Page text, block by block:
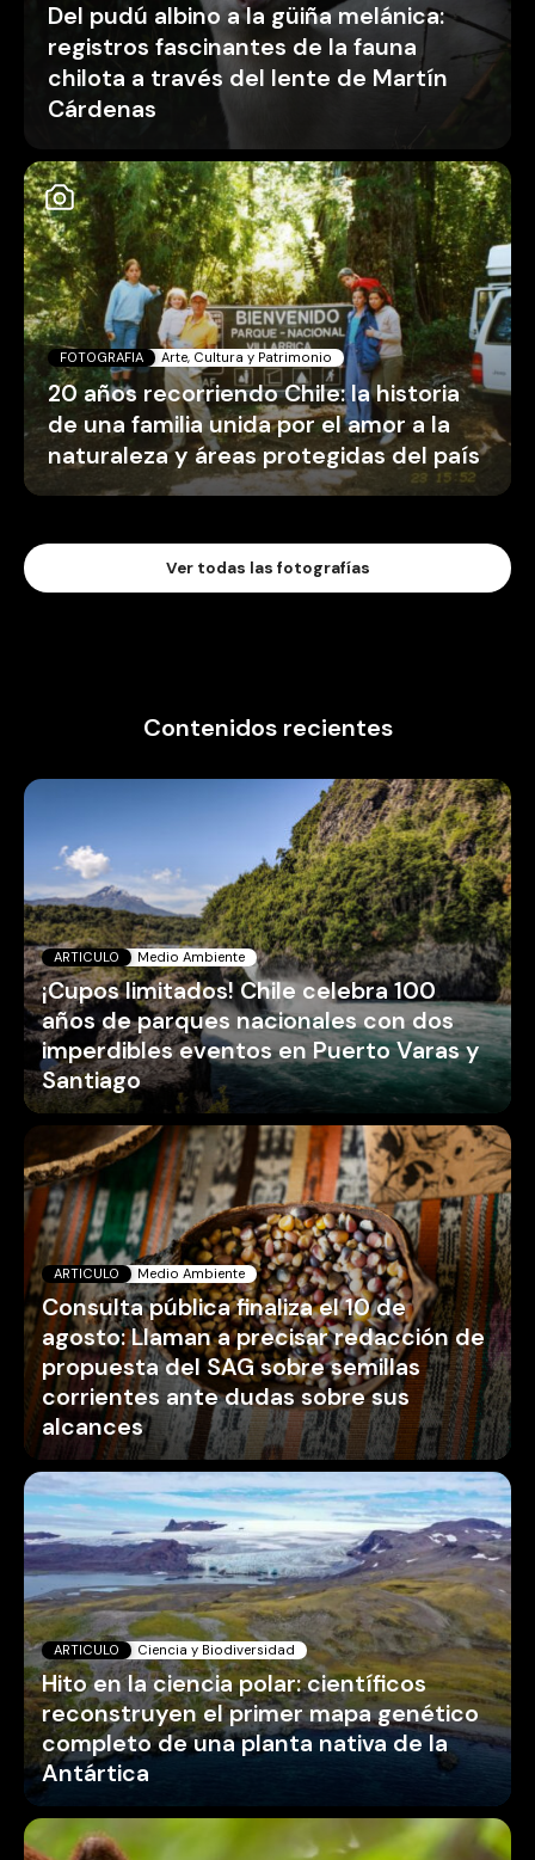
Del pudú albino a la güiña melánica:
registros fascinantes de la fauna
chilota a través del lente de Martín
Cárdenas
FOTOGRAFIA Arte, Cultura y Patrimonio
20 años recorriendo Chile: la historia
de una familia unida por el amor a la
naturaleza y áreas protegidas del país
Ver todas las fotografías
Contenidos recientes
ARTICULO Medio Ambiente
¡Cupos limitados! Chile celebra 100
años de parques nacionales con dos
imperdibles eventos en Puerto Varas y
Santiago
ARTICULO Medio Ambiente
Consulta pública finaliza el 10 de
agosto: Llaman a precisar redacción de
propuesta del SAG sobre semillas
corrientes ante dudas sobre sus
alcances
ARTICULO Ciencia y Biodiversidad
Hito en la ciencia polar: científicos
reconstruyen el primer mapa genético
completo de una planta nativa de la
Antártica